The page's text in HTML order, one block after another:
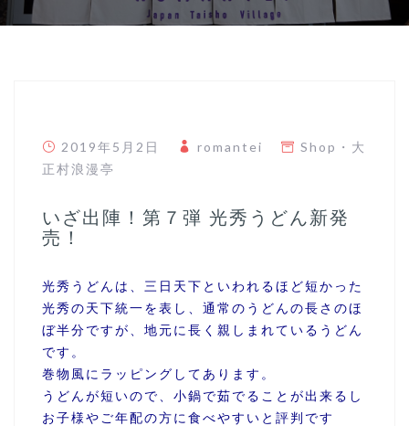
2019年5月2日 romantei Shop ・ 大
正村浪漫亭
いざ出陣！第７弾 光秀うどん新発
売！
光秀うどんは、三日天下といわれるほど短かった
光秀の天下統一を表し、通常のうどんの長さのほ
ぼ半分ですが、地元に長く親しまれているうどん
です。
巻物風にラッピングしてあります。
うどんが短いので、小鍋で茹でることが出来るし
お子様やご年配の方に食べやすいと評判です